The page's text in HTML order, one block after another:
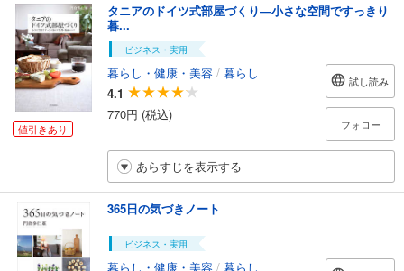
値引きあり
タニアのドイツ式部屋づくり―小さな空間ですっきり
暮...
ビジネス・実用
暮らし・健康・美容 / 暮らし
4.1
770円 (税込)
試し読み
フォロー
あらすじを表示する
365日の気づきノート
ビジネス・実用
暮らし・健康・美容 / 暮らし